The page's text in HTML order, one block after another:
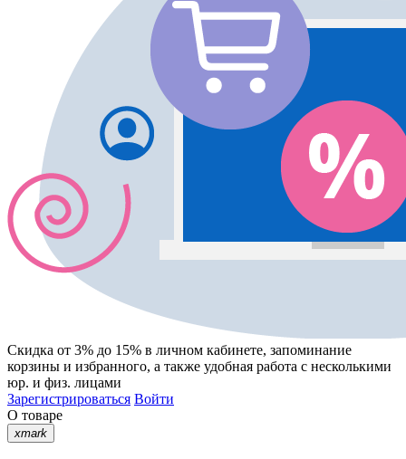
Скидка от 3% до 15% в личном кабинете, запоминание
корзины и избранного, а также удобная работа с несколькими
юр. и физ. лицами
Зарегистрироваться Войти
О товаре
xmark